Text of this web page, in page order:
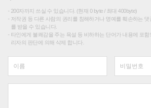
200자까지 쓰실 수 있습니다. (현재 0 byte / 최대 400byte)
저작권 등 다른 사람의 권리를 침해하거나 명예를 훼손하는 댓
를 받을 수 있습니다.
타인에게 불쾌감을 주는 욕설 등 비하하는 단어가 내용에 포
리자의 판단에 의해 삭제 합니다.